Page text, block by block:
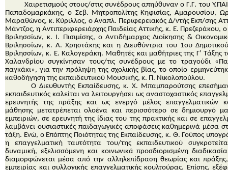
Χαιρετισμούς στους/στις συνέδρους απηύθυναν ο Γ.Γ. του
Παπαδομαρκάκης, ο Σεβ. Μητροπολίτης Κηφισίας, Αμαρουσίου,
Μαραθώνος, κ. Κύριλλος, ο Αναπλ. Περιφερειακός Δ/ντής Εκπ/σης
Μάντζος, η Αντιπεριφερειάρχης Παιδείας Αττικής, κ. Ε. Πρεζεράκου,
Βριλησσίων, κ. Ι. Πισιμίσης, ο Αντιδήμαρχος Διοίκησης &
Βριλησσίων, κ. Α. Χρηστάκης και η Διευθύντρια του 1ου
Βριλησσίων, κ. Ε. Καλογεράκη. Μαθητές και μαθήτριες της Γ’ Τάξης
Χαλανδρίου συγκίνησαν τους/τις συνέδρους με το τραγούδι
παγκάκι», για την πρόληψη της σχολικής βίας, το οποίο
καθοδήγηση της εκπαιδευτικού Μουσικής, κ. Π. Νικολοπούλου.
Ο Διευθυντής Εκπαίδευσης, κ. Χ. Μπαμπαρούτσης
εκπαιδευτικός καλείται να λειτουργήσει ως αναστοχαστικός
ερευνητής της πράξης και ως ενεργό μέλος επαγγελματικών
μάθησης μετατρέπεται ολοένα και περισσότερο σε δημιουργό
εμπειριών, σε ερευνητή της ίδιας του της πρακτικής και σε
λαμβάνει ουσιαστικές παιδαγωγικές αποφάσεις καθημερινά μέσα
τάξη. Ενώ, ο Επόπτης Ποιότητας της Εκπαίδευσης, κ. Θ. Γούπος
η επαγγελματική ταυτότητα του/της εκπαιδευτικού
δυναμική, εξελισσόμενη και κοινωνικά προσδιορισμένη
διαμορφώνεται μέσα από την αλληλεπίδραση θεωρίας και πράξης,
εμπειρίας και συλλογικής επαγγελματικής κουλτούρας. Επίσης,